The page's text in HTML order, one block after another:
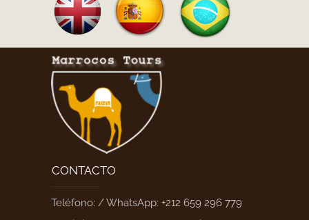
Teléfono: / WhatsApp: +212 659 296 779
CONTACTO